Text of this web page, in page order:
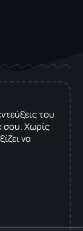
του
σου. Χωρίς
να